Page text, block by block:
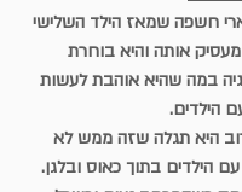
חשפה שמאז הילד השלישי
אותה והיא בוחרת
במה שהיא אוהבת לעשות
הילדים.
היא תגלה שזה ממש לא